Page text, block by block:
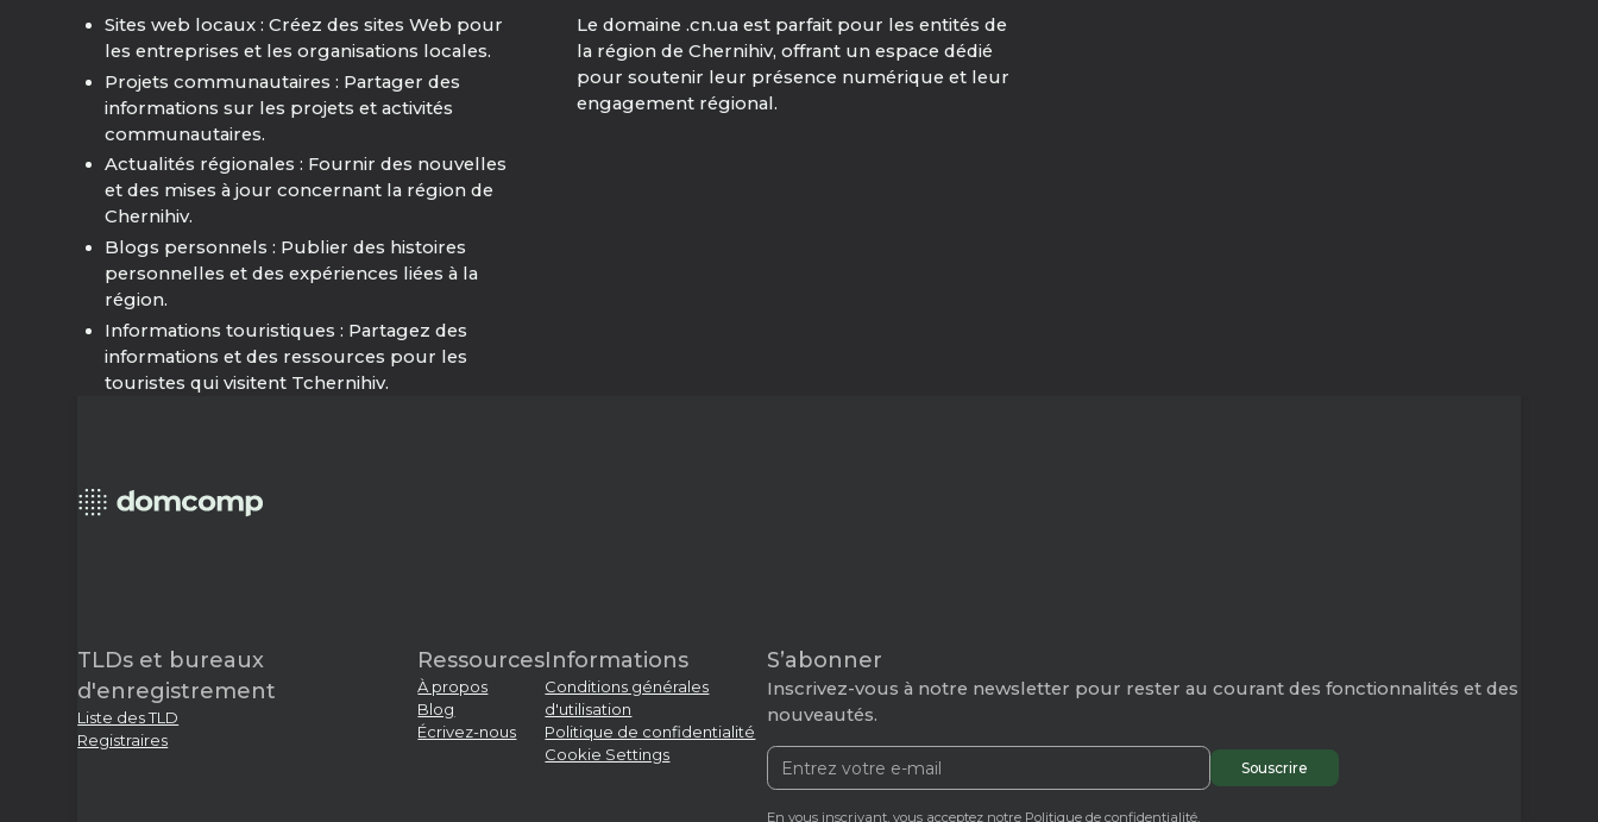
Sites web locaux : Créez des sites Web pour
les entreprises et les organisations locales.
Projets communautaires : Partager des
informations sur les projets et activités
communautaires.
Actualités régionales : Fournir des nouvelles
et des mises à jour concernant la région de
Chernihiv.
Blogs personnels : Publier des histoires
personnelles et des expériences liées à la
région.
Informations touristiques : Partagez des
informations et des ressources pour les
touristes qui visitent Tchernihiv.
Le domaine .cn.ua est parfait pour les entités de
la région de Chernihiv, offrant un espace dédié
pour soutenir leur présence numérique et leur
engagement régional.
TLDs et bureaux
d'enregistrement
Liste des TLD
Registraires
Ressources
À propos
Blog
Écrivez-nous
Informations
Conditions générales
d'utilisation
Politique de confidentialité
Cookie Settings
S’abonner
Inscrivez-vous à notre newsletter pour rester au courant des fonctionnalités et des
nouveautés.
En vous inscrivant, vous acceptez notre Politique de confidentialité.